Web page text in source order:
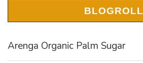
BLOGROLL
Arenga Organic Palm Sugar